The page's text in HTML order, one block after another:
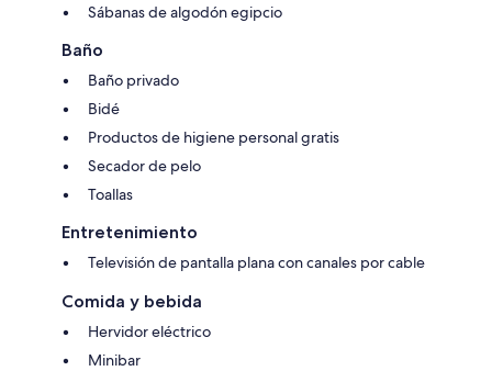
Sábanas de algodón egipcio
Baño
Baño privado
Bidé
Productos de higiene personal gratis
Secador de pelo
Toallas
Entretenimiento
Televisión de pantalla plana con canales por cable
Comida y bebida
Hervidor eléctrico
Minibar